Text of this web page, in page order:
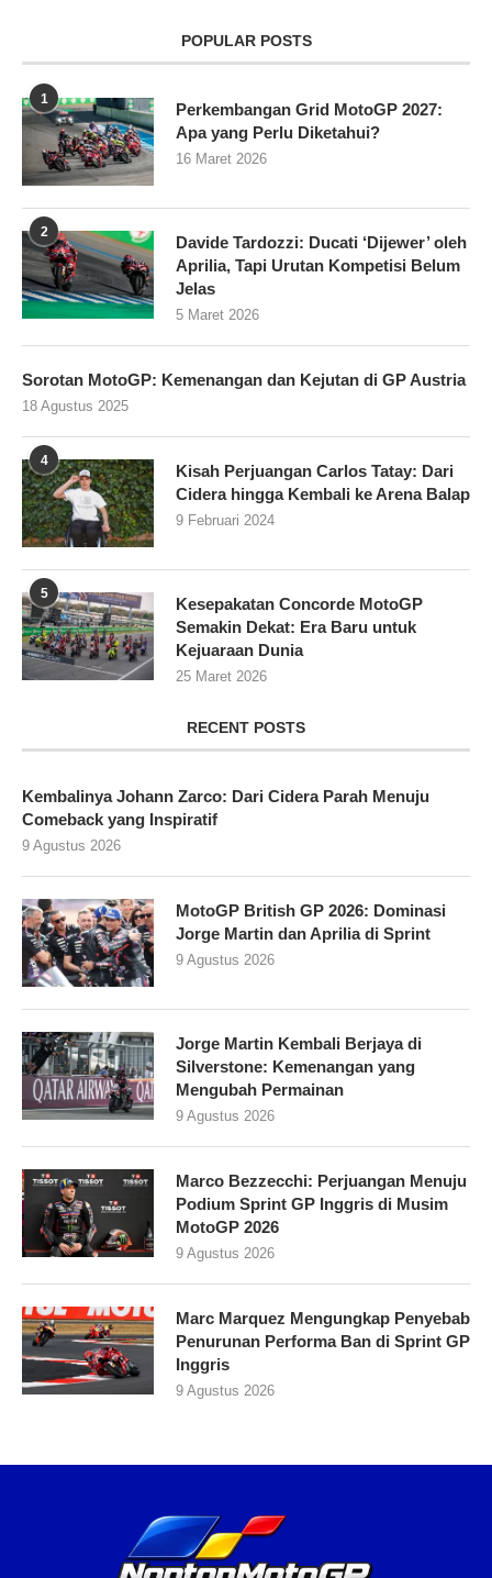
POPULAR POSTS
1
Perkembangan Grid MotoGP 2027:
Apa yang Perlu Diketahui?
16 Maret 2026
2
Davide Tardozzi: Ducati ‘Dijewer’ oleh
Aprilia, Tapi Urutan Kompetisi Belum
Jelas
5 Maret 2026
Sorotan MotoGP: Kemenangan dan Kejutan di GP Austria
18 Agustus 2025
4
Kisah Perjuangan Carlos Tatay: Dari
Cidera hingga Kembali ke Arena Balap
9 Februari 2024
5
Kesepakatan Concorde MotoGP
Semakin Dekat: Era Baru untuk
Kejuaraan Dunia
25 Maret 2026
RECENT POSTS
Kembalinya Johann Zarco: Dari Cidera Parah Menuju
Comeback yang Inspiratif
9 Agustus 2026
MotoGP British GP 2026: Dominasi
Jorge Martin dan Aprilia di Sprint
9 Agustus 2026
Jorge Martin Kembali Berjaya di
Silverstone: Kemenangan yang
Mengubah Permainan
9 Agustus 2026
Marco Bezzecchi: Perjuangan Menuju
Podium Sprint GP Inggris di Musim
MotoGP 2026
9 Agustus 2026
Marc Marquez Mengungkap Penyebab
Penurunan Performa Ban di Sprint GP
Inggris
9 Agustus 2026